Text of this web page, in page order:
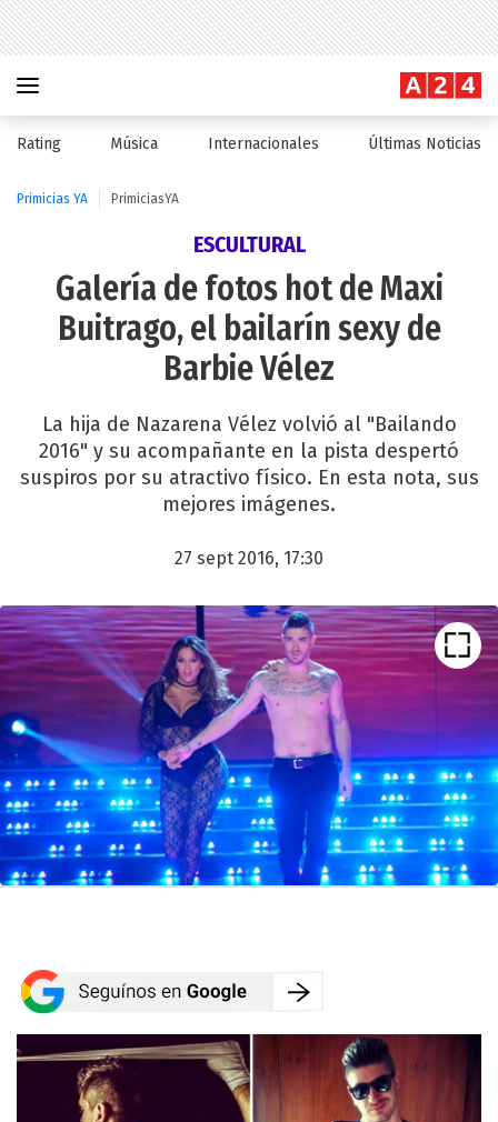
Rating Música Internacionales Últimas Noticias
Primicias YA PrimiciasYA
ESCULTURAL
Galería de fotos hot de Maxi
Buitrago, el bailarín sexy de
Barbie Vélez
La hija de Nazarena Vélez volvió al "Bailando
2016" y su acompañante en la pista despertó
suspiros por su atractivo físico. En esta nota, sus
mejores imágenes.
27 sept 2016, 17:30